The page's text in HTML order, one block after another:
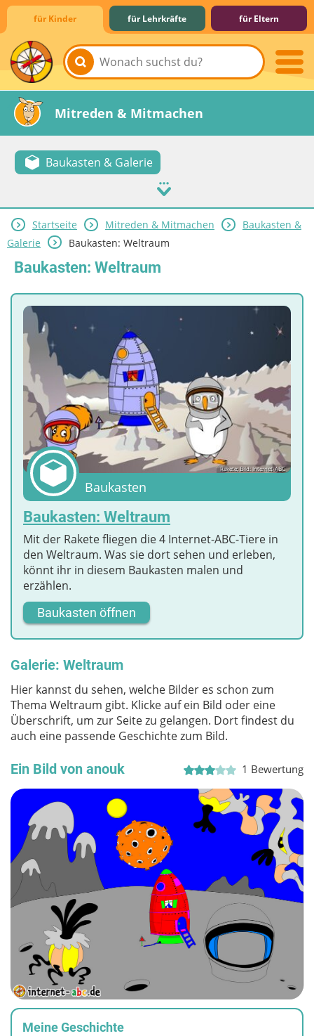
für Kinder für Lehrkräfte für Eltern
Lernen & Schule
Hobby & Freizeit
Spiel & Spaß
Mitreden & Mitmachen
Baukasten & Galerie
Startseite Mitreden & Mitmachen
Baukasten &
Galerie
Baukasten: Weltraum
Baukasten: Weltraum
Rakete; Bild: Internet-ABC
Baukasten
Baukasten: Weltraum
Mit der Rakete fliegen die 4 Internet-ABC-Tiere in
den Weltraum. Was sie dort sehen und erleben,
könnt ihr in diesem Baukasten malen und
erzählen.
Baukasten öffnen
Galerie: Weltraum
Hier kannst du sehen, welche Bilder es schon zum
Thema Weltraum gibt. Klicke auf ein Bild oder eine
Überschrift, um zur Seite zu gelangen. Dort findest du
auch eine passende Geschichte zum Bild.
Ein Bild von anouk 1 Bewertung
Meine Geschichte